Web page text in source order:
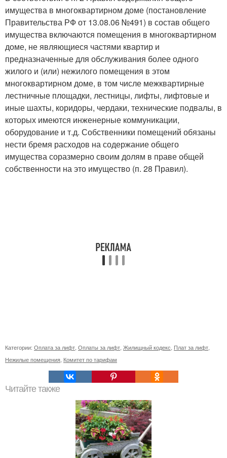
имущества в многоквартирном доме (постановление
Правительства РФ от 13.08.06 №491) в состав общего
имущества включаются помещения в многоквартирном
доме, не являющиеся частями квартир и
предназначенные для обслуживания более одного
жилого и (или) нежилого помещения в этом
многоквартирном доме, в том числе межквартирные
лестничные площадки, лестницы, лифты, лифтовые и
иные шахты, коридоры, чердаки, технические подвалы, в
которых имеются инженерные коммуникации,
оборудование и т.д. Собственники помещений обязаны
нести бремя расходов на содержание общего
имущества соразмерно своим долям в праве общей
собственности на это имущество (п. 28 Правил).
Категории: Оплата за лифт Оплаты за лифт Жилищный кодекс Плат за лифт
Нежилые помещения Комитет по тарифам
Читайте также